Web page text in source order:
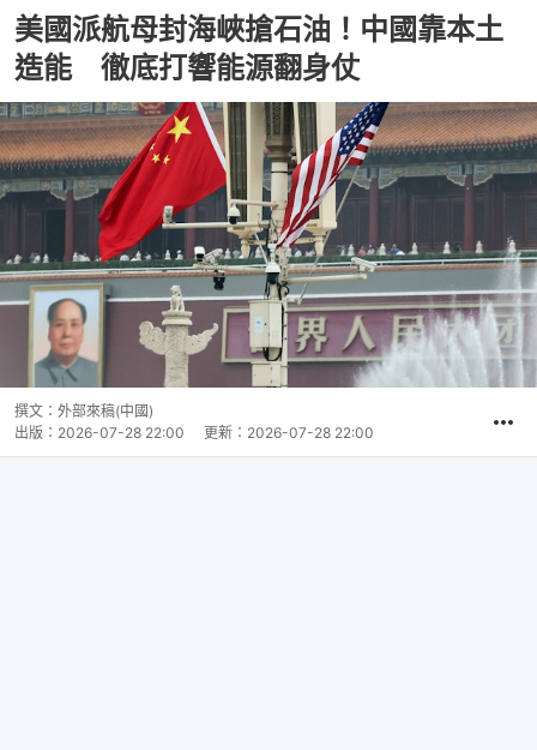
美國派航母封海峽搶石油！中國靠本土
造能 徹底打響能源翻身仗
撰文： 外部來稿(中國)
出版： 2026-07-28 22:00 更新： 2026-07-28 22:00